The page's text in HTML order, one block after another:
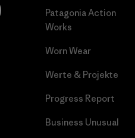
Patagonia Action
Works
Worn Wear
Werte & Projekte
Progress Report
Business Unusual